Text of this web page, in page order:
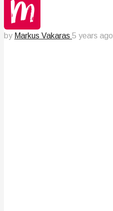
by Markus Vakaras 5 years ago